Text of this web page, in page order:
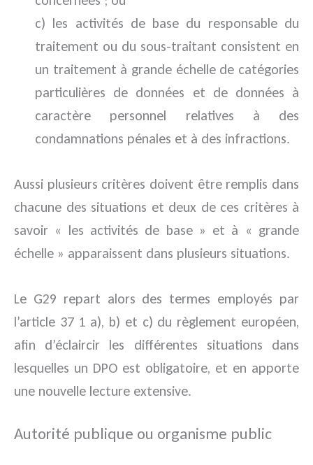
c) les activités de base du responsable du
traitement ou du sous-traitant consistent en
un traitement à grande échelle de catégories
particulières de données et de données à
caractère personnel relatives à des
condamnations pénales et à des infractions.
Aussi plusieurs critères doivent être remplis dans
chacune des situations et deux de ces critères à
savoir « les activités de base » et à « grande
échelle » apparaissent dans plusieurs situations.
Le G29 repart alors des termes employés par
l’article 37 1 a), b) et c) du règlement européen,
afin d’éclaircir les différentes situations dans
lesquelles un DPO est obligatoire, et en apporte
une nouvelle lecture extensive.
Autorité publique ou organisme public